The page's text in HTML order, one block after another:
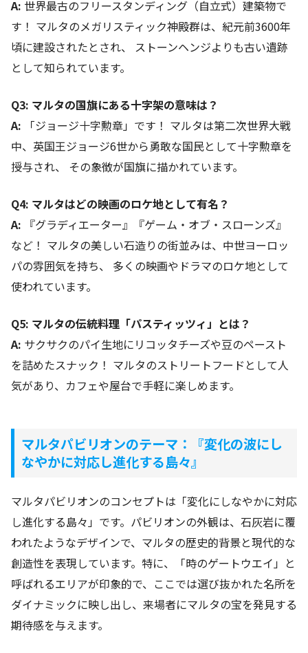
A: 世界最古のフリースタンディング（自立式）建築物で
す！ マルタのメガリスティック神殿群は、紀元前3600年
頃に建設されたとされ、 ストーンヘンジよりも古い遺跡
として知られています。
Q3: マルタの国旗にある十字架の意味は？
A: 「ジョージ十字勲章」です！ マルタは第二次世界大戦
中、英国王ジョージ6世から勇敢な国民として十字勲章を
授与され、 その象徴が国旗に描かれています。
Q4: マルタはどの映画のロケ地として有名？
A: 『グラディエーター』『ゲーム・オブ・スローンズ』
など！ マルタの美しい石造りの街並みは、中世ヨーロッ
パの雰囲気を持ち、 多くの映画やドラマのロケ地として
使われています。
Q5: マルタの伝統料理「パスティッツィ」とは？
A: サクサクのパイ生地にリコッタチーズや豆のペースト
を詰めたスナック！ マルタのストリートフードとして人
気があり、カフェや屋台で手軽に楽しめます。
マルタパビリオンのテーマ：『変化の波にし
なやかに対応し進化する島々』
マルタパビリオンのコンセプトは「変化にしなやかに対応
し進化する島々」です。パビリオンの外観は、石灰岩に覆
われたようなデザインで、マルタの歴史的背景と現代的な
創造性を表現しています。特に、「時のゲートウエイ」と
呼ばれるエリアが印象的で、ここでは選び抜かれた名所を
ダイナミックに映し出し、来場者にマルタの宝を発見する
期待感を与えます。